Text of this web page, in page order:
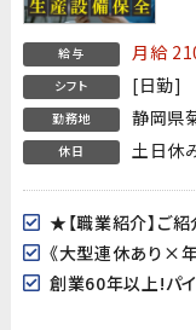
給与 月給
シフト [日勤]
勤務地 静岡県
休日 土日休
★【職業紹介】ご